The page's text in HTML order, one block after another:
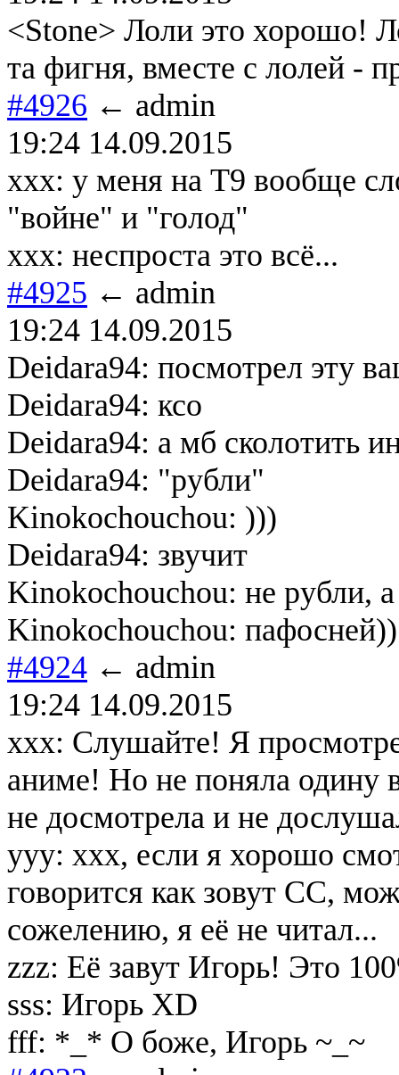
<Stone> Лоли это хорошо!
та фигня, вместе с лолей -
#4926 ← admin
19:24 14.09.2015
xxx: у меня на Т9 вообще
"войне" и "голод"
xxx: неспроста это всё...
#4925 ← admin
19:24 14.09.2015
Deidara94: посмотрел эту
Deidara94: ксо
Deidara94: а мб сколотить
Deidara94: "рубли"
Kinokochouchou: )))
Deidara94: звучит
Kinokochouchou: не
Kinokochouchou: пафосней))
#4924 ← admin
19:24 14.09.2015
xxx: Слушайте! Я
аниме! Но не поняла одину
не досмотрела и не
yyy: xxx, если я хорошо
говорится как зовут СС,
сожелению, я её не читал...
zzz: Её завут Игорь! Это
sss: Игорь XD
fff: *_* О боже, Игорь ~_~